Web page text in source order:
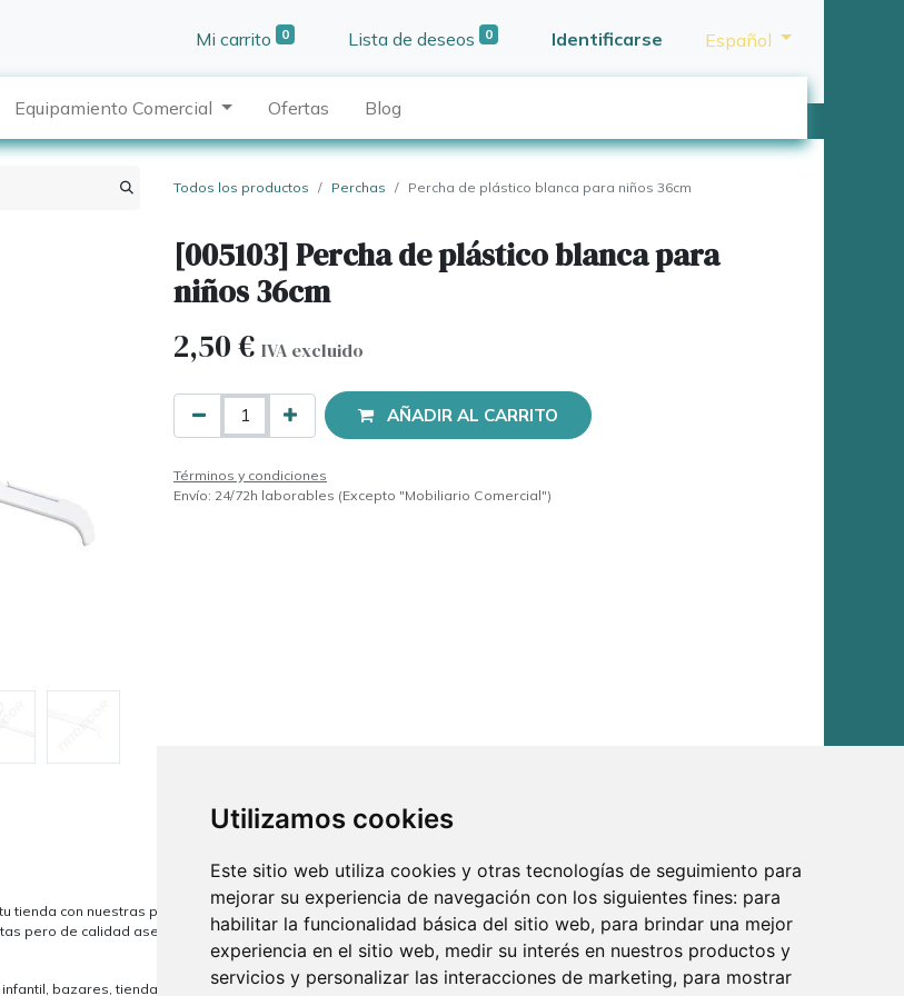
Utilizamos cookies
Este sitio web utiliza cookies y otras tecnologías de seguimiento para
mejorar su experiencia de navegación con los siguientes fines: para
habilitar la funcionalidad básica del sitio web, para brindar una mejor
experiencia en el sitio web, medir su interés en nuestros productos y
servicios y personalizar las interacciones de marketing, para mostrar
Mi carrito 0 Lista de deseos 0 Identificarse Español
Equipamiento Comercial Ofertas Blog
Todos los productos Perchas Percha de plástico blanca para niños 36cm
[005103] Percha de plástico blanca para
niños 36cm
2,50€ IVA excluido
AÑADIR AL CARRITO
Términos y condiciones
Envío: 24/72h laborables (Excepto "Mobiliario Comercial")
con nuestras perchas de plástico blanco de 32cm. Diseñadas específicamente para adaptarse a la
pero de calidad aseguran un display impecable y son una solución ideal para boutique de ropa infantil, bazares,
bazares, tiendas multimarca, y cualquier espacio comercial que busque una solución de mobiliario de tienda